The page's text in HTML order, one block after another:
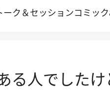
ーク＆セッションコミッ
る人でした